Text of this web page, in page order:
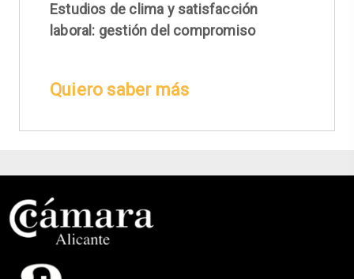
Estudios de clima y satisfacción
laboral: gestión del compromiso
Quiero saber más